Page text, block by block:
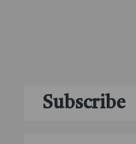
Subscribe